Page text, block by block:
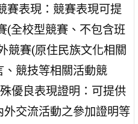
賽表現：競賽表現可提
(全校型競賽、不包含班
競賽(原住民族文化相關
、競技等相關活動競
優良表現證明：可提供
外交流活動之參加證明等